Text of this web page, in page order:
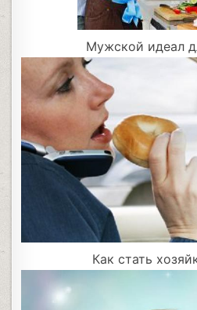
Мужской идеал
Как стать